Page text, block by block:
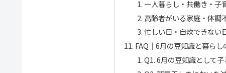
一人暮らし・共働き・子
高齢者がいる家庭・体調
忙しい日・自炊できない
FAQ｜6月の豆知識と暮らし
Q1. 6月の豆知識として